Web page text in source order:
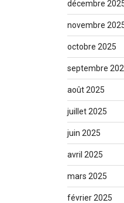
décembre
novembre
octobre 2025
septembre
août 2025
juillet 2025
juin 2025
avril 2025
mars 2025
février 2025